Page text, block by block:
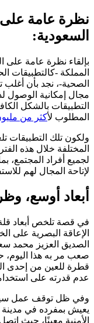
عامة على
نظرة عامة على
-كالتطبيقات
، نجد بأن أغلب
إمكانية الوصول
بالشكل
لأكثر من
تلك التطبيقات
خلال هذه الفترة
أفراد المجتمع،
المجال لهم
أوسع،
قصة تلخص أبعاد قلة
البصرية على
العزيز محمد
مر به هذا اليوم،
للعين من إحدى
قدرته على استخدامه.
ظل توقف عمل
بمفرده في مدينة